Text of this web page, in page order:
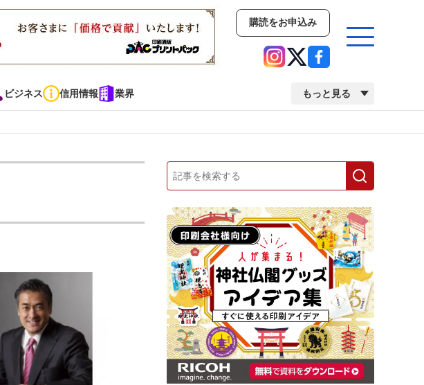
購読をお申込み
ビジネス 信用情報 業界 もっと見る
イベント
ス イベント 信用情報 業界 市場・統計 人事・移転・異動・訃報
JAPAN PACK 2023 特集 中古印刷機・製本機特集
2022 検査・校正特集